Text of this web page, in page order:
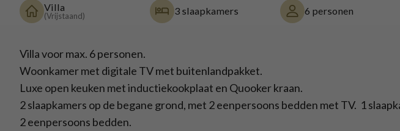
Villa
(Vrijstaand) 3 slaapkamers 6 personen
Villa voor max. 6 personen.
Woonkamer met digitale TV met buitenlandpakket.
Luxe open keuken met inductiekookplaat en Quooker kraan.
2 slaapkamers op de begane grond, met 2 eenpersoons bedden met TV. 1
2 eenpersoons bedden.